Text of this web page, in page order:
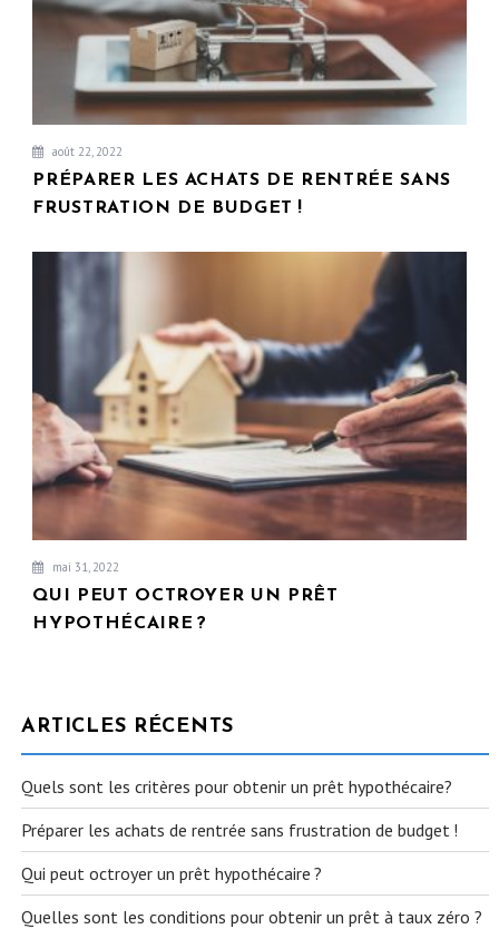
août 22, 2022
PRÉPARER LES ACHATS DE RENTRÉE SANS
FRUSTRATION DE BUDGET !
mai 31, 2022
QUI PEUT OCTROYER UN PRÊT
HYPOTHÉCAIRE ?
ARTICLES RÉCENTS
Quels sont les critères pour obtenir un prêt hypothécaire?
Préparer les achats de rentrée sans frustration de budget !
Qui peut octroyer un prêt hypothécaire ?
Quelles sont les conditions pour obtenir un prêt à taux zéro ?